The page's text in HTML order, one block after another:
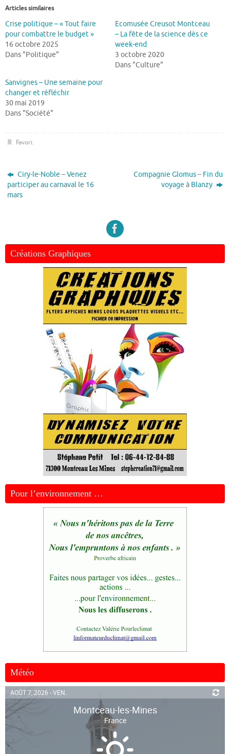
Articles similaires
Crise politique – « Tout faire
pour combattre le budget »
16 octobre 2025
Dans "Politique"
Ecomusée Creusot Montceau
– La fête de la science dès ce
week-end
3 octobre 2020
Dans "Culture"
Sanvignes – Une semaine pour
changer et réfléchir
30 mai 2019
Dans "Société"
Favori.
Ciry-le-Noble – Venez
participer au carnaval le 16
mars
Compagnie Glomus – Fin du
voyage à Blanzy
Créations Graphiques
Pour l’environnement …
Météo
AOÛT 7, 2026 - VEN.
Montceau-les-Mines
France